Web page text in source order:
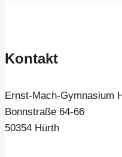
Kontakt
Ernst-Mach-Gymnasium
Bonnstraße 64-66
50354 Hürth